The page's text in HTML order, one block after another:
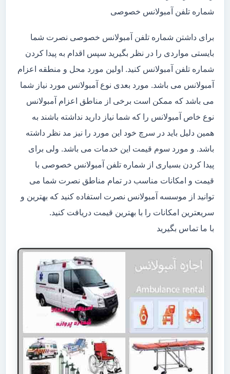
شماره تلفن آمبولانس خصوصی
برای داشتن شماره تلفن آمبولانس خصوصی نصرت شما
بایستی مواردی را در نظر بگیرید سپس اقدام به پیدا کردن
شماره تلفن آمبولانس کنید. اولین مورد محل و منطقه اعزام
آمبولانس می باشد. مورد بعدی نوع آمبولانس مورد نیاز شما
می باشد که ممکن است برخی از مناطق اعزام آمبولانس
نوع خاص آمبولانس را که شما نیاز دارید نداشته باشند به
همین دلیل باید در سرچ خود این مورد را نیز مد نظر داشته
باشد. و مورد سوم قیمت این خدمات می باشد. ولی برای
پیدا کردن بسیاری از شماره تلفن آمبولانس خصوصی با
قیمت و امکانات مناسب در تمام مناطق نصرت شما می
توانید از موسسه آمبولانس نصرت استفاده کنید که بهترین و
سریعترین امکانات را با بهترین قیمت دریافت کنید.
با ما تماس بگیرید